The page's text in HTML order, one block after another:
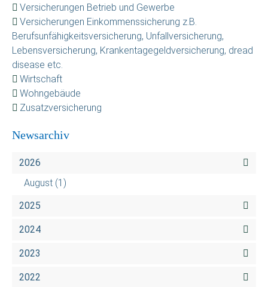
Versicherungen Betrieb und Gewerbe
Versicherungen Einkommenssicherung z.B.
Berufsunfähigkeitsversicherung, Unfallversicherung,
Lebensversicherung, Krankentagegeldversicherung, dread
disease etc.
Wirtschaft
Wohngebäude
Zusatzversicherung
Newsarchiv
2026
August (1)
2025
2024
2023
2022